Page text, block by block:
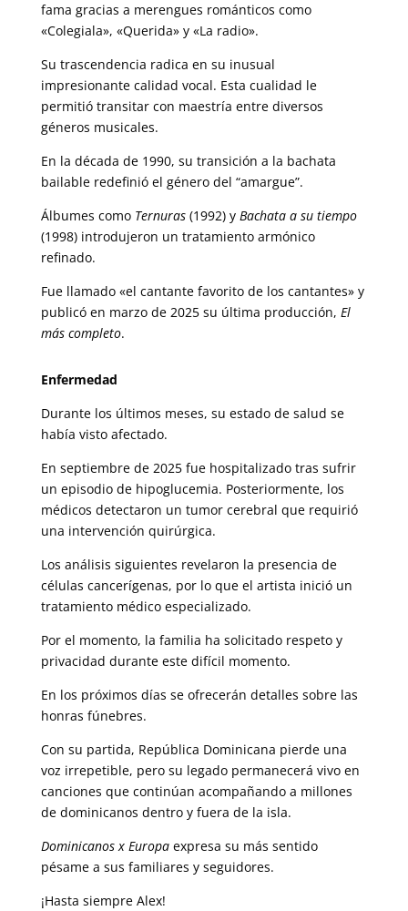
fama gracias a merengues románticos como
«Colegiala», «Querida» y «La radio».
Su trascendencia radica en su inusual
impresionante calidad vocal. Esta cualidad le
permitió transitar con maestría entre diversos
géneros musicales.
En la década de 1990, su transición a la bachata
bailable redefinió el género del “amargue”.
Álbumes como Ternuras(1992) y Bachata a su tiempo
(1998) introdujeron un tratamiento armónico
refinado.
Fue llamado «el cantante favorito de los cantantes» y
publicó en marzo de 2025 su última producción, El
más completo.
Enfermedad
Durante los últimos meses, su estado de salud se
había visto afectado.
En septiembre de 2025 fue hospitalizado tras sufrir
un episodio de hipoglucemia. Posteriormente, los
médicos detectaron un tumor cerebral que requirió
una intervención quirúrgica.
Los análisis siguientes revelaron la presencia de
células cancerígenas, por lo que el artista inició un
tratamiento médico especializado.
Por el momento, la familia ha solicitado respeto y
privacidad durante este difícil momento.
En los próximos días se ofrecerán detalles sobre las
honras fúnebres.
Con su partida, República Dominicana pierde una
voz irrepetible, pero su legado permanecerá vivo en
canciones que continúan acompañando a millones
de dominicanos dentro y fuera de la isla.
Dominicanos x Europaexpresa su más sentido
pésame a sus familiares y seguidores.
¡Hasta siempre Alex!